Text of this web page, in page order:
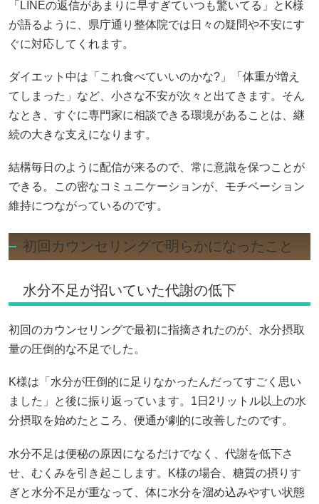
「LINEの返信があまりに早すぎていつも驚いてる」とK様
が語るように、県庁通り整体院では日々の疑問や不安にす
ぐに対応してくれます。
ダイエット中は「これ食べていいのかな?」「体重が増え
てしまった」など、小さな不安が次々と出てきます。そん
なとき、すぐに専門家に相談できる環境があることは、継
続の大きな支えになります。
結構毎日のように配信が来るので、常に意識を保つことが
できる。この密なコミュニケーションが、モチベーション
維持につながっているのです。
初回カウンセリングで明らかになったこと
水分不足が招いていた代謝の低下
初回のカウンセリングで最初に指摘されたのが、水分摂取
量の圧倒的な不足でした。
K様は「水分が圧倒的に足りなかったんだってすごく思い
ました」と後に振り返っています。1日2リットル以上の水
分摂取を始めたところ、便通が劇的に改善したのです。
水分不足は便秘の原因になるだけでなく、代謝を低下さ
せ、むくみを引き起こします。K様の場合、糖質の摂りす
ぎと水分不足が重なって、体に水分を溜め込みやすい状態